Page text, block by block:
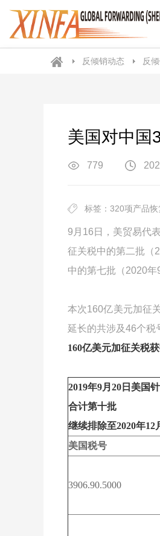
反倾销动态 反
美国对中国
779
标签：320项产品
9月16日，美贸易代
征关税中的第二批（
中的第七批（2020
本次160亿美元加征
延长的共涉及46个税
160亿美元加征关税
2019年9月 20 日美国
合计第十批
继续排除至2020年12
美国税号
3906.90.5000